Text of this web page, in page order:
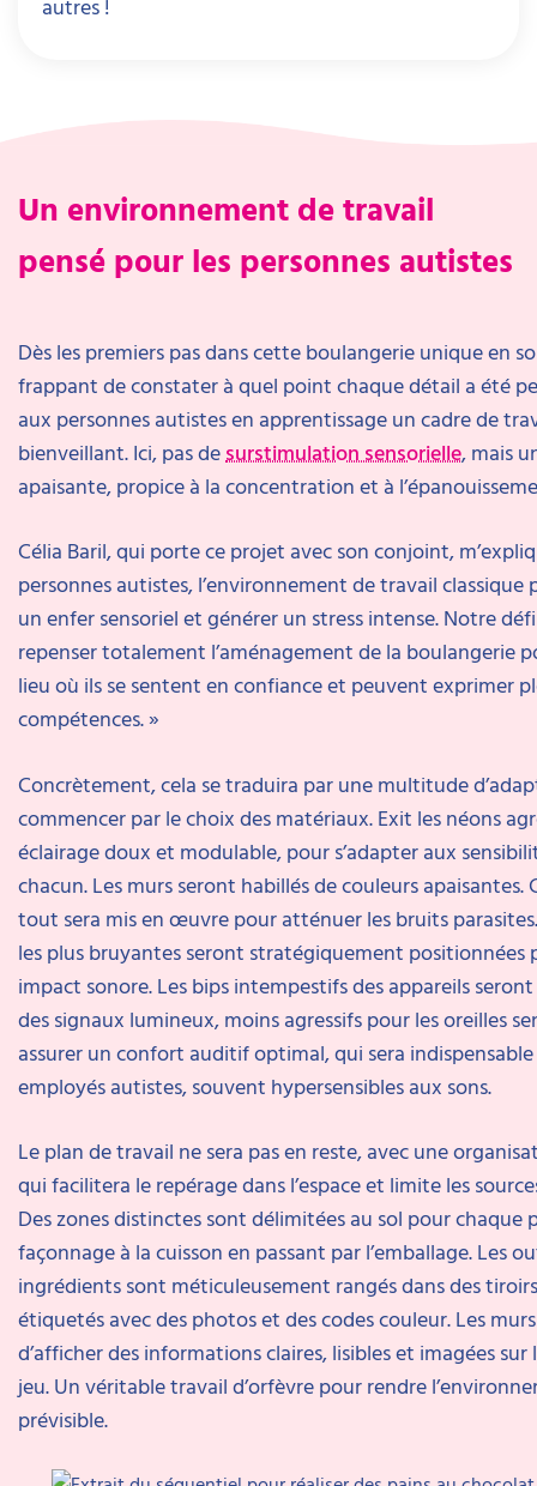
autres !
Un environnement de travail
pensé pour les personnes autistes
Dès les premiers pas dans cette boulangerie unique en
frappant de constater à quel point chaque détail a été
aux personnes autistes en apprentissage un cadre de
bienveillant. Ici, pas desurstimulation sensorielle, mais
apaisante, propice à la concentration et à
Célia Baril, qui porte ce projet avec son conjoint,
personnes autistes, l’environnement de travail
un enfer sensoriel et générer un stress intense. Notre
repenser totalement l’aménagement de la boulangerie
lieu où ils se sentent en confiance et peuvent exprimer
compétences. »
Concrètement, cela se traduira par une multitude
commencer par le choix des matériaux. Exit les néons
éclairage doux et modulable, pour s’adapter aux
chacun. Les murs seront habillés de couleurs apaisantes.
tout sera mis en œuvre pour atténuer les bruits
les plus bruyantes seront stratégiquement positionnées
impact sonore. Les bips intempestifs des appareils
des signaux lumineux, moins agressifs pour les oreilles
assurer un confort auditif optimal, qui sera
employés autistes, souvent hypersensibles aux sons.
Le plan de travail ne sera pas en reste, avec une
qui facilitera le repérage dans l’espace et limite les
Des zones distinctes sont délimitées au sol pour chaque
façonnage à la cuisson en passant par l’emballage. Les
ingrédients sont méticuleusement rangés dans des
étiquetés avec des photos et des codes couleur. Les
d’afficher des informations claires, lisibles et imagées sur
jeu. Un véritable travail d’orfèvre pour rendre
prévisible.